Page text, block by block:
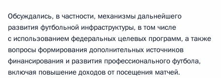
Обсуждались, в частности, механизмы дальнейшего
развития футбольной инфраструктуры, в том числе
с использованием федеральных целевых программ, а также
вопросы формирования дополнительных источников
финансирования и развития профессионального футбола,
включая повышение доходов от посещения матчей.